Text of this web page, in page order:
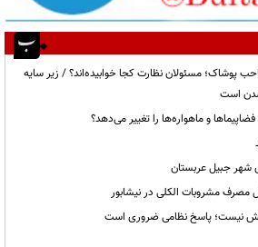
پوشاک؛ مسئولان نظارت کجا خوابیده‌اند؟ / زیر سایه
است
و ماهواره‌ها را تغییر می‌دهد؟
شهر جبیل عربستان
نیست؛ پاسخ نظامی ضروری است